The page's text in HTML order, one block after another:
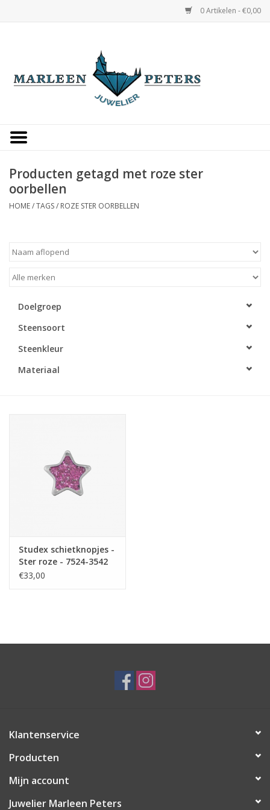
0 Artikelen - €0,00
Occasions
Cadeaukaarten
Producten getagd met roze ster
oorbellen
HOME/TAGS/ ROZE STER OORBELLEN
Doelgroep
Steensoort
Steenkleur
Materiaal
Studex schietknopjes -
Ster roze - 7524-3542
(236)
€33,00
Klantenservice
Producten
Mijn account
Juwelier Marleen Peters